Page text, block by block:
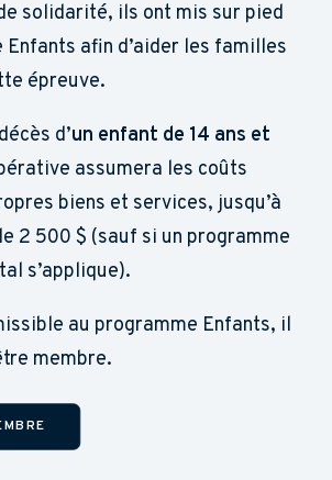
solidarité, ils ont mis sur pied
Enfants afin d’aider les familles
épreuve.
d’un enfant de 14 ans et
assumera les coûts
biens et services, jusqu’à
2 500 $ (sauf si un programme
s’applique).
au programme Enfants, il
membre.